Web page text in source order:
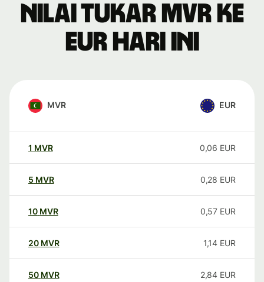
Nilai tukar MVR ke
EUR hari ini
MVR EUR
1 MVR 0,06 EUR
5 MVR 0,28 EUR
10 MVR 0,57 EUR
20 MVR 1,14 EUR
50 MVR 2,84 EUR